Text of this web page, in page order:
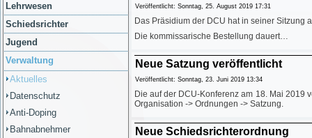
Lehrwesen
Schiedsrichter
Jugend
Verwaltung
Aktuelles
Datenschutz
Anti-Doping
Bahnabnehmer
Veröffentlicht: Sonntag, 25. August 2019 17:31
Das Präsidium der DCU hat in seiner Sitzung
Die kommissarische Bestellung dauert…
Neue Satzung veröffentlicht
Veröffentlicht: Sonntag, 23. Juni 2019 13:34
Die auf der DCU-Konferenz am 18. Mai 2019
Organisation -> Ordnungen -> Satzung.
Neue Schiedsrichterordnung